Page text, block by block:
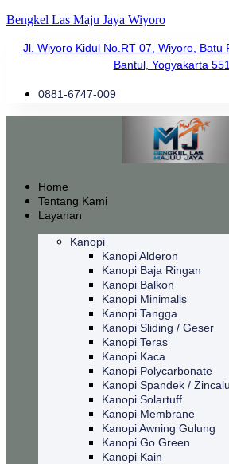
Bengkel Las Maju Jaya Wiyoro
Jl. Wiyoro Kidul No.RT 07, Wiyoro, Batu
Bantul, Yogyakarta
0881-6747-009
Home
Tentang Kami
Layanan
Kanopi
Kanopi Alderon
Kanopi Baja Ringan
Kanopi Balkon
Kanopi Minimalis
Kanopi Tangga
Kanopi Sliding / Geser
Kanopi Teras
Kanopi Kaca
Kanopi Polycarbonate
Kanopi Spandek /
Kanopi Solartuff
Kanopi Membrane
Kanopi Awning Gulung
Kanopi Go Green
Kanopi Kain